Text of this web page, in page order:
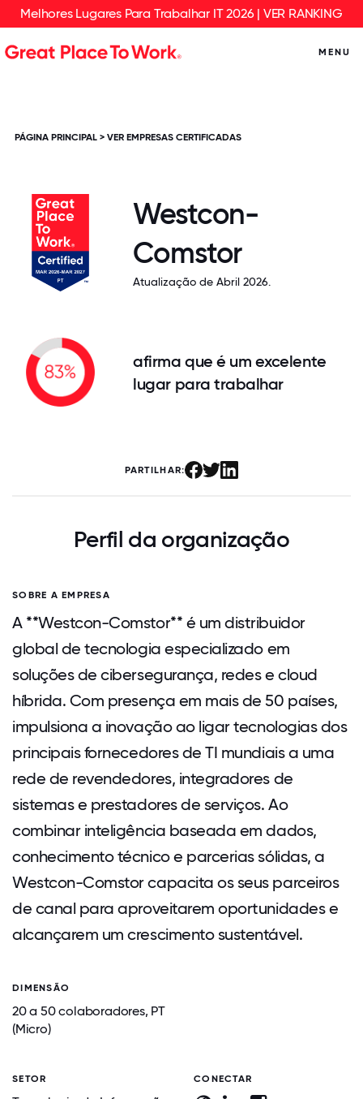
Melhores Lugares Para Trabalhar IT 2026 | VER RANKING
MENU
PÁGINA PRINCIPAL > VER EMPRESAS CERTIFICADAS
Westcon-
Comstor
Atualização de Abril 2026.
afirma que é um excelente
lugar para trabalhar
PARTILHAR:
Perfil da organização
SOBRE A EMPRESA
A **Westcon-Comstor** é um distribuidor
global de tecnologia especializado em
soluções de cibersegurança, redes e cloud
híbrida. Com presença em mais de 50 países,
impulsiona a inovação ao ligar tecnologias dos
principais fornecedores de TI mundiais a uma
rede de revendedores, integradores de
sistemas e prestadores de serviços. Ao
combinar inteligência baseada em dados,
conhecimento técnico e parcerias sólidas, a
Westcon-Comstor capacita os seus parceiros
de canal para aproveitarem oportunidades e
alcançarem um crescimento sustentável.
DIMENSÃO
20 a 50 colaboradores, PT
(Micro)
SETOR CONECTAR